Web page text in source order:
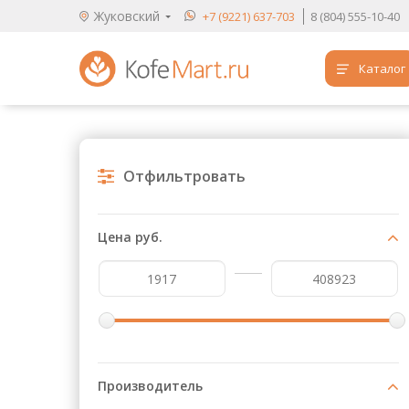
Жуковский +7 (9221) 637-703 8 (804) 555-10-40
Каталог
Кофе
Продукты для HoReCa
Расходники для кофеен
Отфильтровать
Цена руб.
Производитель